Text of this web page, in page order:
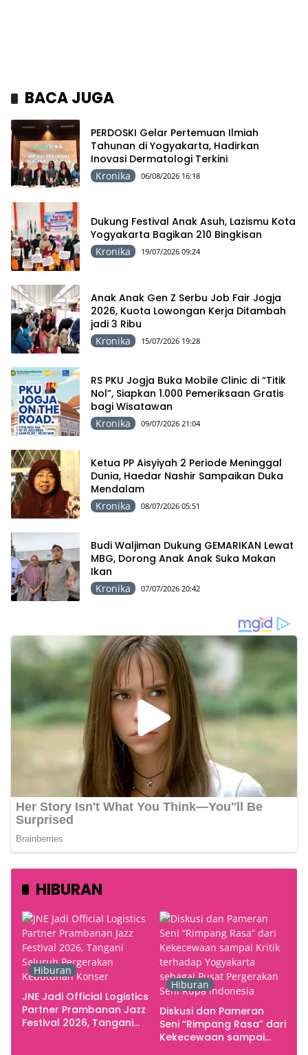
BACA JUGA
PERDOSKI Gelar Pertemuan Ilmiah
Tahunan di Yogyakarta, Hadirkan
Inovasi Dermatologi Terkini
Kronika 06/08/2026 16:18
Dukung Festival Anak Asuh, Lazismu Kota
Yogyakarta Bagikan 210 Bingkisan
Kronika 19/07/2026 09:24
Anak Anak Gen Z Serbu Job Fair Jogja
2026, Kuota Lowongan Kerja Ditambah
jadi 3 Ribu
Kronika 15/07/2026 19:28
RS PKU Jogja Buka Mobile Clinic di “Titik
Nol”, Siapkan 1.000 Pemeriksaan Gratis
bagi Wisatawan
Kronika 09/07/2026 21:04
Ketua PP Aisyiyah 2 Periode Meninggal
Dunia, Haedar Nashir Sampaikan Duka
Mendalam
Kronika 08/07/2026 05:51
Budi Waljiman Dukung GEMARIKAN Lewat
MBG, Dorong Anak Anak Suka Makan
Ikan
Kronika 07/07/2026 20:42
HIBURAN
Hiburan
JNE Jadi Official Logistics
Partner Prambanan Jazz
Festival 2026, Tangani
Hiburan
Diskusi dan Pameran
Seni “Rimpang Rasa” dari
Kekecewaan sampai